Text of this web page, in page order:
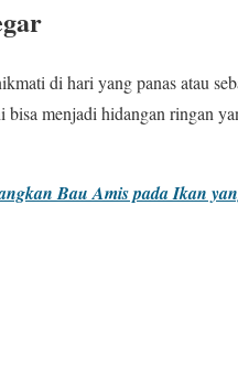
di hari yang panas atau
bisa menjadi hidangan ringan
Bau Amis pada Ikan